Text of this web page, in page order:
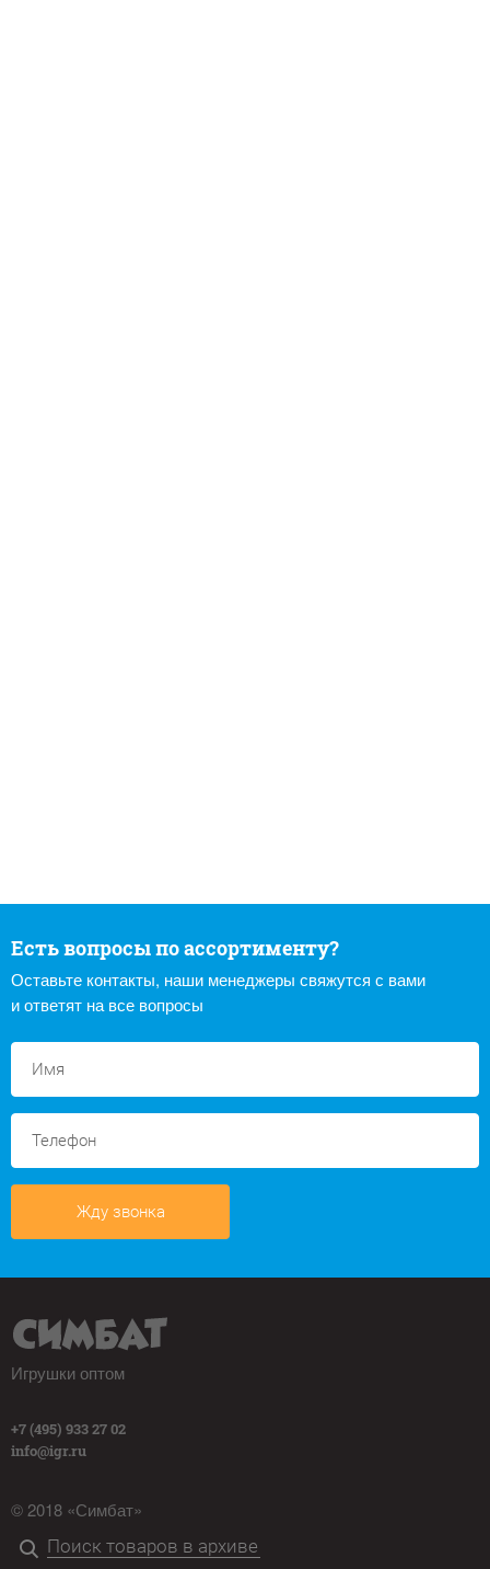
Есть вопросы по ассортименту?
Оставьте контакты, наши менеджеры свяжутся с вами
и ответят на все вопросы
Жду звонка
Игрушки оптом
+7 (495) 933 27 02
info@igr.ru
© 2018 «Симбат»